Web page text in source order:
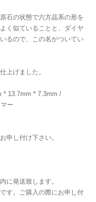
石の状態で六方晶系の形を
く似ていることと、ダイヤ
るので、この名がついてい
上げました。
* 13.7mm * 7.3mm /
ー
申し付け下さい。
に発送致します。
す。ご購入の際にお申し付